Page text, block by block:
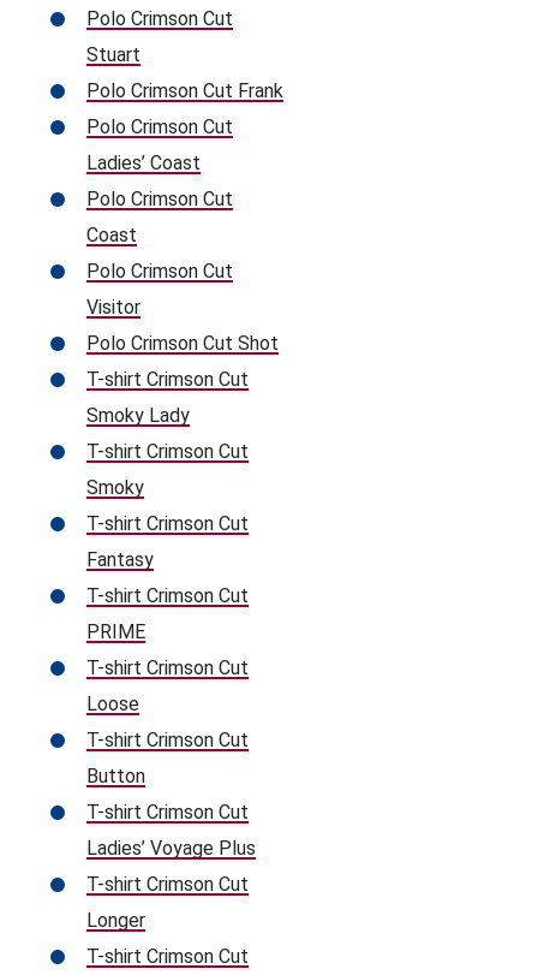
Polo Crimson Cut
Stuart
Polo Crimson Cut Frank
Polo Crimson Cut
Ladies’ Coast
Polo Crimson Cut
Coast
Polo Crimson Cut
Visitor
Polo Crimson Cut Shot
T-shirt Crimson Cut
Smoky Lady
T-shirt Crimson Cut
Smoky
T-shirt Crimson Cut
Fantasy
T-shirt Crimson Cut
PRIME
T-shirt Crimson Cut
Loose
T-shirt Crimson Cut
Button
T-shirt Crimson Cut
Ladies’ Voyage Plus
T-shirt Crimson Cut
Longer
T-shirt Crimson Cut